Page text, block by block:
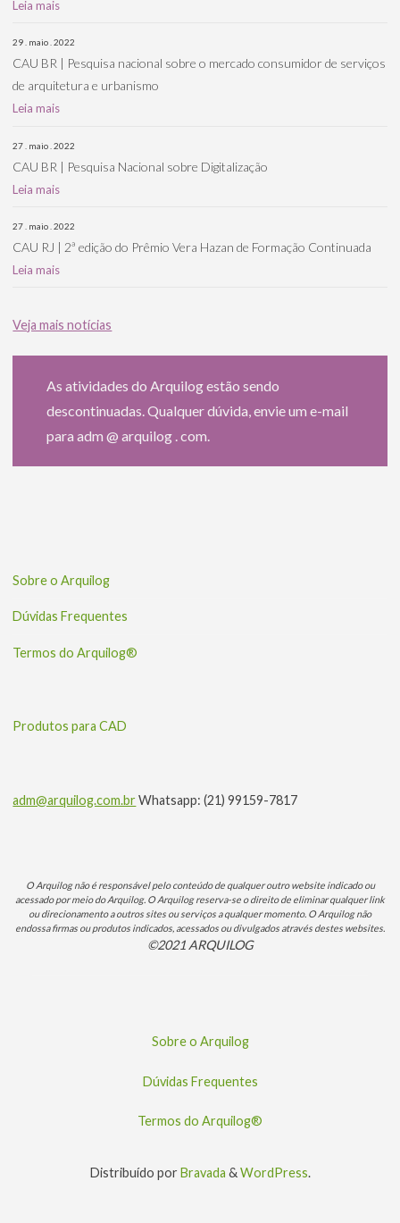
Leia mais
29 . maio . 2022
CAU BR | Pesquisa nacional sobre o mercado consumidor de serviços
de arquitetura e urbanismo
Leia mais
27 . maio . 2022
CAU BR | Pesquisa Nacional sobre Digitalização
Leia mais
27 . maio . 2022
CAU RJ | 2ª edição do Prêmio Vera Hazan de Formação Continuada
Leia mais
Veja mais notícias
As atividades do Arquilog estão sendo
descontinuadas. Qualquer dúvida, envie um e-mail
para adm @ arquilog . com.
Sobre o Arquilog
Dúvidas Frequentes
Termos do Arquilog®
Produtos para CAD
adm@arquilog.com.brWhatsapp: (21) 99159-7817
O Arquilog não é responsável pelo conteúdo de qualquer outro website indicado ou
acessado por meio do Arquilog. O Arquilog reserva-se o direito de eliminar qualquer link
ou direcionamento a outros sites ou serviços a qualquer momento. O Arquilog não
endossa firmas ou produtos indicados, acessados ou divulgados através destes websites.
©2021 ARQUILOG
Sobre o Arquilog
Dúvidas Frequentes
Termos do Arquilog®
Distribuído por Bravada &WordPress.